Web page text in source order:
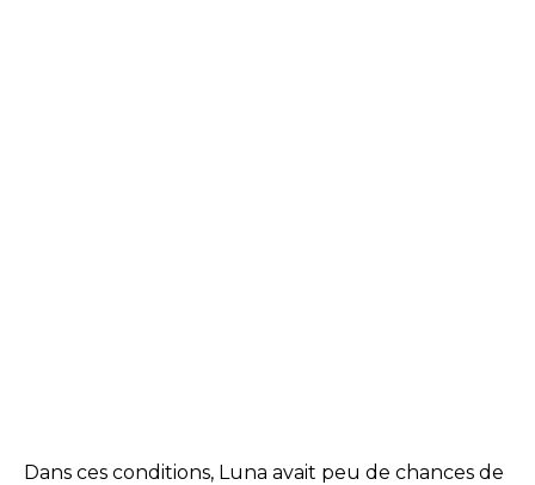
Dans ces conditions, Luna avait peu de chances de